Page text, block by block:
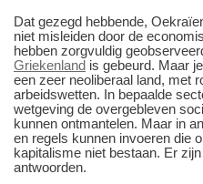
Dat gezegd hebbende,
niet misleiden door de
hebben zorgvuldig
Griekenland is gebeurd. Maar
een zeer neoliberaal land, met
arbeidswetten. In bepaalde
wetgeving de overgebleven
kunnen ontmantelen. Maar in
en regels kunnen invoeren die
kapitalisme niet bestaan. Er
antwoorden.